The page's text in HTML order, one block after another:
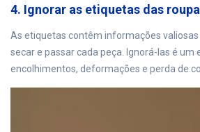
4. Ignorar as etiquetas das
As etiquetas contêm informações valiosas
secar e passar cada peça. Ignorá-las é um
encolhimentos, deformações e perda de